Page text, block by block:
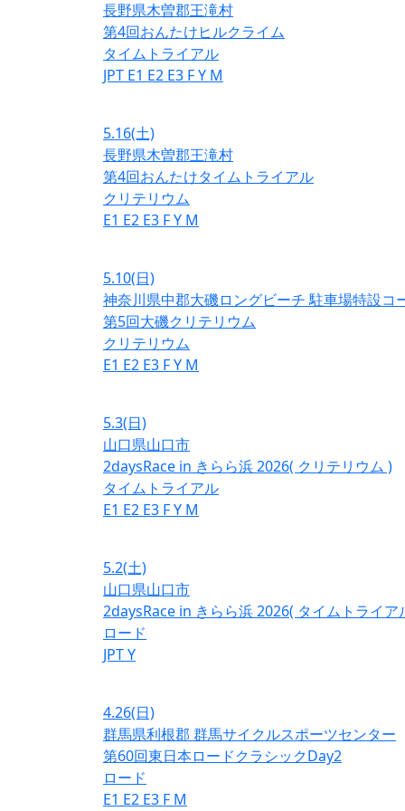
長野県木曽郡王滝村
第4回おんたけヒルクライム
タイムトライアル
JPT E1 E2 E3 FY M
5.16(土)
長野県木曽郡王滝村
第4回おんたけタイムトライアル
クリテリウム
E1 E2 E3 FY M
5.10(日)
神奈川県中郡大磯ロングビーチ 駐車場特設コ
第5回大磯クリテリウム
クリテリウム
E1 E2 E3 FY M
5.3(日)
山口県山口市
2daysRace in きらら浜 2026( クリテリウム )
タイムトライアル
E1 E2 E3 FY M
5.2(土)
山口県山口市
2daysRace in きらら浜 2026( タイムトライア
ロード
JPTY
4.26(日)
群馬県利根郡 群馬サイクルスポーツセンター
第60回東日本ロードクラシックDay2
ロード
E1 E2 E3 F M